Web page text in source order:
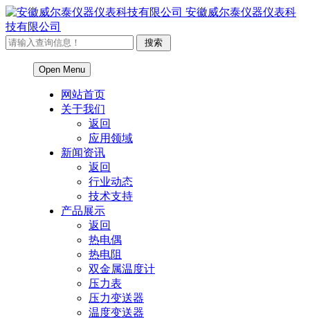
安徽威尔泰仪器仪表科
技有限公司
Open Menu
网站首页
关于我们
返回
应用领域
新闻资讯
返回
行业动态
技术支持
产品展示
返回
热电偶
热电阻
双金属温度计
压力表
压力变送器
温度变送器